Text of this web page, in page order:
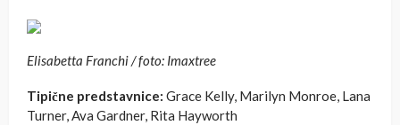
Elisabetta Franchi / foto: Imaxtree
Tipične predstavnice: Grace Kelly, Marilyn Monroe, Lana
Turner, Ava Gardner, Rita Hayworth